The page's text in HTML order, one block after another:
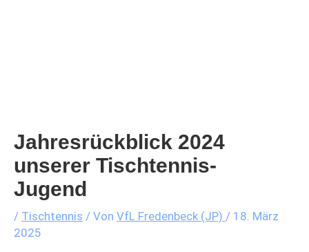
Jahresrückblick 2024
unserer Tischtennis-
Jugend
/ Tischtennis / Von VfL Fredenbeck (JP) / 18. März
2025